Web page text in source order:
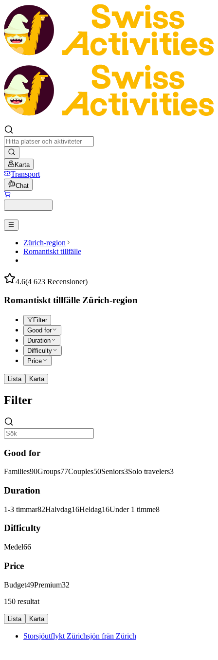
Karta
Transport
Chat
Zürich-region
Romantiskt tillfälle
4.6(4 623 Recensioner)
Romantiskt tillfälle Zürich-region
Filter
Good for
Duration
Difficulty
Price
Lista Karta
Filter
Good for
Families90Groups77Couples50Seniors3Solo travelers3
Duration
1-3 timmar82Halvdag16Heldag16Under 1 timme8
Difficulty
Medel66
Price
Budget49Premium32
150 resultat
Lista Karta
Storsjöutflykt Zürichsjön från Zürich